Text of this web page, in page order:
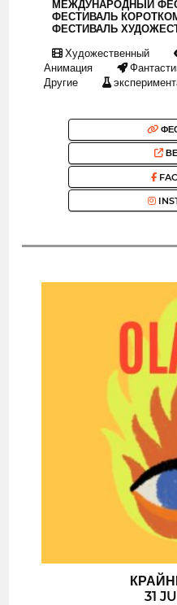
МЕЖДУНАРОДНЫЙ
ФЕСТИВАЛЬ
ФЕСТИВАЛЬ
Художественный
Анимация
Другие
31